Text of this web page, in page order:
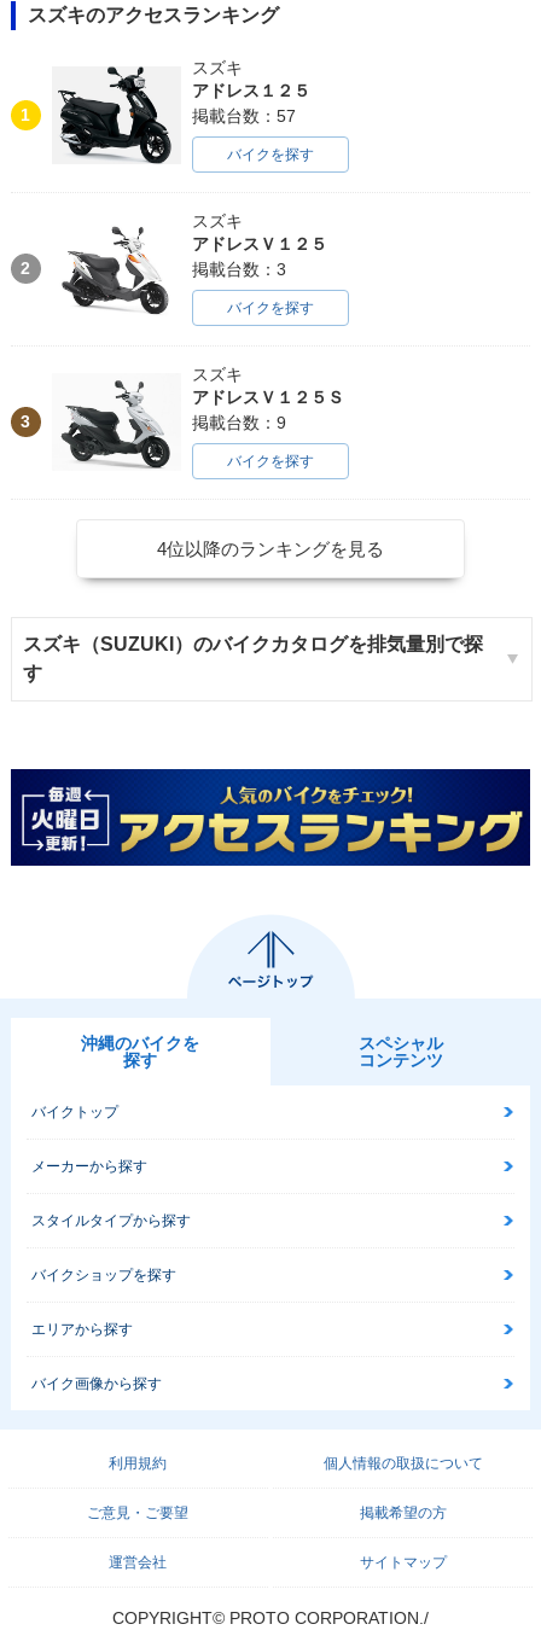
スズキのアクセスランキング
1
スズキ
アドレス１２５
掲載台数：57
バイクを探す
2
スズキ
アドレスＶ１２５
掲載台数：3
バイクを探す
3
スズキ
アドレスＶ１２５Ｓ
掲載台数：9
バイクを探す
4位以降のランキングを見る
スズキ（SUZUKI）のバイクカタログを排気量別で探
す
沖縄のバイクを
探す
スペシャル
コンテンツ
バイクトップ
メーカーから探す
スタイルタイプから探す
バイクショップを探す
エリアから探す
バイク画像から探す
利用規約 個人情報の取扱について
ご意見・ご要望 掲載希望の方
運営会社 サイトマップ
COPYRIGHT© PROTO CORPORATION./